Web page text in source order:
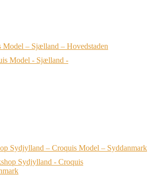
Model – Sjælland – Hovedstaden
Sydjylland – Croquis Model – Syddanmark